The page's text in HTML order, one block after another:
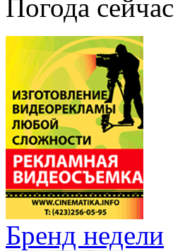
Погода сейчас
Бренд недели